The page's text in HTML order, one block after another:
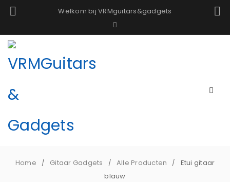
Welkom bij VRMguitars&gadgets
Home / Gitaar Gadgets / Alle Producten /
Etui gitaar
blauw